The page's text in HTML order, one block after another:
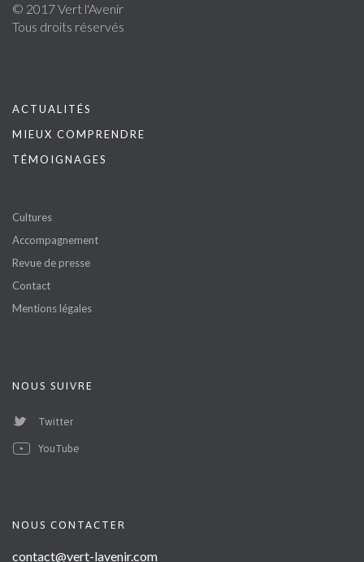
© 2017 Vert l'Avenir
Tous droits réservés
ACTUALITÉS
MIEUX COMPRENDRE
TÉMOIGNAGES
Cultures
Accompagnement
Revue de presse
Contact
Mentions légales
NOUS SUIVRE
Twitter
YouTube
NOUS CONTACTER
contact@vert-lavenir.com